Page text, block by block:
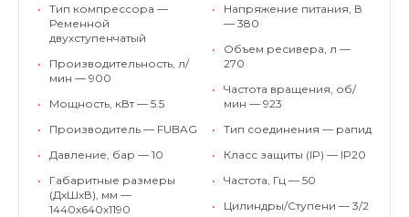
•
Тип компрессора —
Ременной
двухступенчатый
•
Производительность, л/
мин — 900
•
Мощность, кВт — 5.5
•
Производитель — FUBAG
•
Давление, бар — 10
•
Габаритные размеры
(ДхШхВ), мм —
1440х640х1190
•
Напряжение питания, В
— 380
•
Объем ресивера, л —
270
•
Частота вращения, об/
мин — 923
•
Тип соединения — рапид
•
Класс защиты (IP) — IP20
•
Частота, Гц — 50
•
Цилиндры/Ступени — 3/2